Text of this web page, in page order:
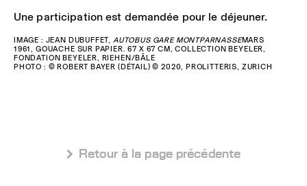
Une participation est demandée pour le déjeuner.
IMAGE : JEAN DUBUFFET, AUTOBUS GARE MONTPARNASSEMARS
1961, GOUACHE SUR PAPIER. 67 X 67 CM, COLLECTION BEYELER,
FONDATION BEYELER, RIEHEN/BÂLE
PHOTO : © ROBERT BAYER (DÉTAIL) © 2020, PROLITTERIS, ZURICH
 Retour à la page précédente